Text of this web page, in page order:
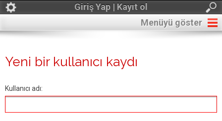
Giriş Yap | Kayıt ol
Menüyü göster
Yeni bir kullanıcı kaydı
Kullanıcı adı: